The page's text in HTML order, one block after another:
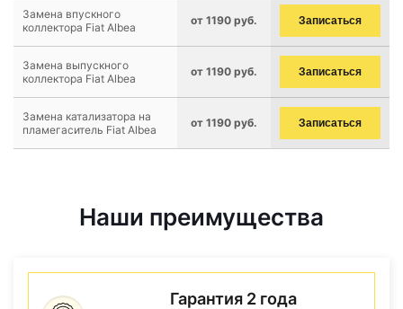
Замена впускного
коллектора Fiat Albea
от 1190 руб. Записаться
Замена выпускного
коллектора Fiat Albea
от 1190 руб. Записаться
Замена катализатора на
пламегаситель Fiat Albea
от 1190 руб. Записаться
Наши преимущества
Гарантия 2 года